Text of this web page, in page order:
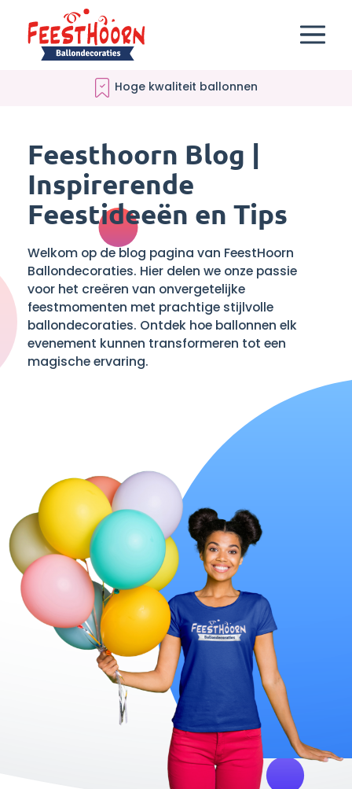
Verantwoord ballonnenleverancier
Feesthoorn Blog |
Inspirerende
Feestideeën en Tips
Welkom op de blog pagina van FeestHoorn
Ballondecoraties. Hier delen we onze passie
voor het creëren van onvergetelijke
feestmomenten met prachtige stijlvolle
ballondecoraties. Ontdek hoe ballonnen elk
evenement kunnen transformeren tot een
magische ervaring.